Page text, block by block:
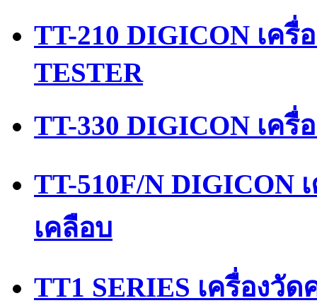
TT-210 DIGICON เค
TESTER
TT-330 DIGICON เครื่
TT-510F/N DIGICON
เคลือบ
TT1 SERIES เครื่องวั